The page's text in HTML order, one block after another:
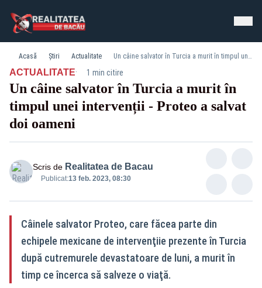
Acasă Știri Actualitate Un câine salvator în Turcia a murit în timpul unei intervenții - Proteo a salvat doi oameni
ACTUALITATE· 1 min citire
Un câine salvator în Turcia a murit în
timpul unei intervenții - Proteo a salvat
doi oameni
Scris de Realitatea de Bacau
Publicat:13 feb. 2023, 08:30
Câinele salvator Proteo, care făcea parte din
echipele mexicane de intervenţiie prezente în Turcia
după cutremurele devastatoare de luni, a murit în
timp ce încerca să salveze o viaţă.